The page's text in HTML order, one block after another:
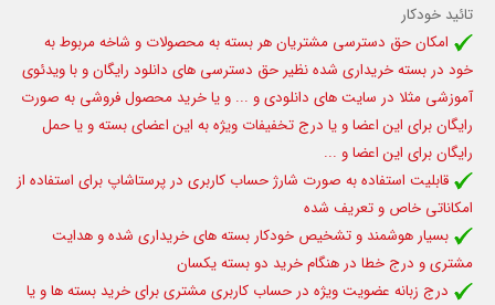
تائید خودکار
امکان حق دسترسی مشتریان هر بسته به محصولات و شاخه مربوط به
خود در بسته خریداری شده نظیر حق دسترسی های دانلود رایگان و با ویدئوی
آموزشی مثلا در سایت های دانلودی و ... و یا خرید محصول فروشی به صورت
رایگان برای این اعضا و یا درج تخفیفات ویژه به این اعضای بسته و یا حمل
رایگان برای این اعضا و ...
قابلیت استفاده به صورت شارژ حساب کاربری در پرستاشاپ برای استفاده از
امکاناتی خاص و تعریف شده
بسیار هوشمند و تشخیص خودکار بسته های خریداری شده و هدایت
مشتری و درج خطا در هنگام خرید دو بسته یکسان
درج زبانه عضویت ویژه در حساب کاربری مشتری برای خرید بسته ها و یا